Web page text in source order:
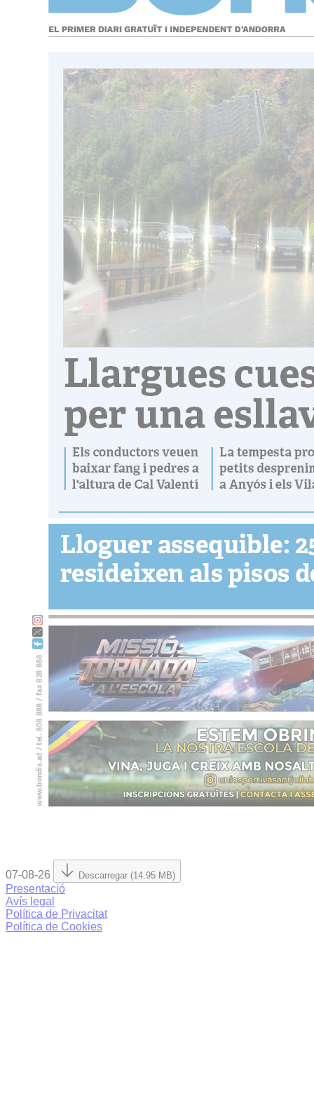
07-08-26 Descarregar (14.95 MB)
Presentació
Avís legal
Política de Privacitat
Política de Cookies